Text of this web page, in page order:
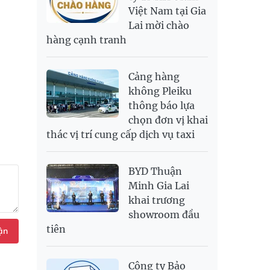
SAR
6,945.42
7,244.36
2,702.79
2,817.41
SGD
USD
26,000 26,030 26,410
Việt Nam tại Gia
Lai mời chào
hàng cạnh tranh
Cảng hàng
không Pleiku
thông báo lựa
chọn đơn vị khai
thác vị trí cung cấp dịch vụ taxi
BYD Thuận
Minh Gia Lai
khai trương
showroom đầu
tiên
Công ty Bảo